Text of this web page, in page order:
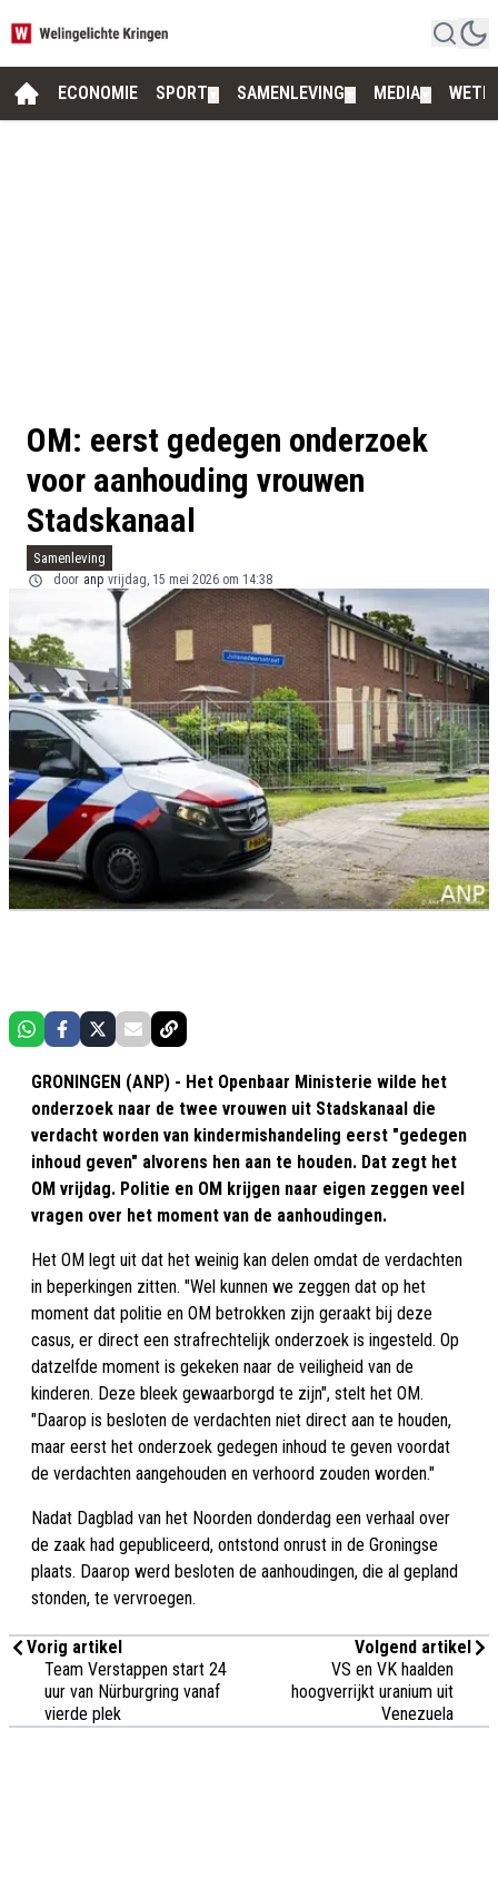
ECONOMIE SPORT SAMENLEVING MEDIA
OM: eerst gedegen onderzoek
voor aanhouding vrouwen
Stadskanaal
Samenleving
door anp vrijdag, 15 mei 2026 om 14:38
GRONINGEN (ANP) - Het Openbaar Ministerie wilde het
onderzoek naar de twee vrouwen uit Stadskanaal die
verdacht worden van kindermishandeling eerst "gedegen
inhoud geven" alvorens hen aan te houden. Dat zegt het
OM vrijdag. Politie en OM krijgen naar eigen zeggen veel
vragen over het moment van de aanhoudingen.
Het OM legt uit dat het weinig kan delen omdat de verdachten
in beperkingen zitten. "Wel kunnen we zeggen dat op het
moment dat politie en OM betrokken zijn geraakt bij deze
casus, er direct een strafrechtelijk onderzoek is ingesteld. Op
datzelfde moment is gekeken naar de veiligheid van de
kinderen. Deze bleek gewaarborgd te zijn", stelt het OM.
"Daarop is besloten de verdachten niet direct aan te houden,
maar eerst het onderzoek gedegen inhoud te geven voordat
de verdachten aangehouden en verhoord zouden worden."
Nadat Dagblad van het Noorden donderdag een verhaal over
de zaak had gepubliceerd, ontstond onrust in de Groningse
plaats. Daarop werd besloten de aanhoudingen, die al gepland
stonden, te vervroegen.
Vorig artikel
Team Verstappen start 24
uur van Nürburgring vanaf
vierde plek
Volgend artikel
VS en VK haalden
hoogverrijkt uranium uit
Venezuela